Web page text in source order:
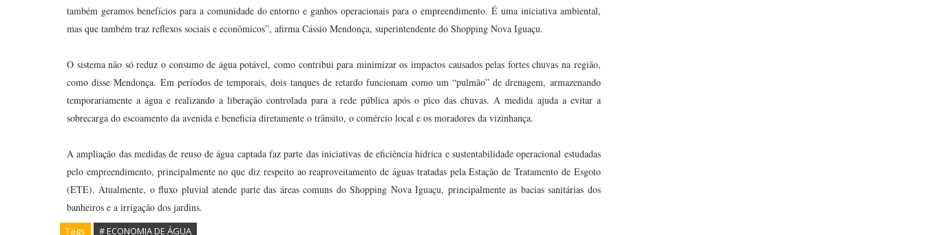
também geramos benefícios para a comunidade do entorno e ganhos operacionais para o empreendimento. É uma iniciativa ambiental,
mas que também traz reflexos sociais e econômicos”, afirma Cássio Mendonça, superintendente do Shopping Nova Iguaçu.
O sistema não só reduz o consumo de água potável, como contribui para minimizar os impactos causados pelas fortes chuvas na região,
como disse Mendonça. Em períodos de temporais, dois tanques de retardo funcionam como um “pulmão” de drenagem, armazenando
temporariamente a água e realizando a liberação controlada para a rede pública após o pico das chuvas. A medida ajuda a evitar a
sobrecarga do escoamento da avenida e beneficia diretamente o trânsito, o comércio local e os moradores da vizinhança.
A ampliação das medidas de reuso de água captada faz parte das iniciativas de eficiência hídrica e sustentabilidade operacional estudadas
pelo empreendimento, principalmente no que diz respeito ao reaproveitamento de águas tratadas pela Estação de Tratamento de Esgoto
(ETE). Atualmente, o fluxo pluvial atende parte das áreas comuns do Shopping Nova Iguaçu, principalmente as bacias sanitárias dos
banheiros e a irrigação dos jardins.
Tags # ECONOMIA DE ÁGUA